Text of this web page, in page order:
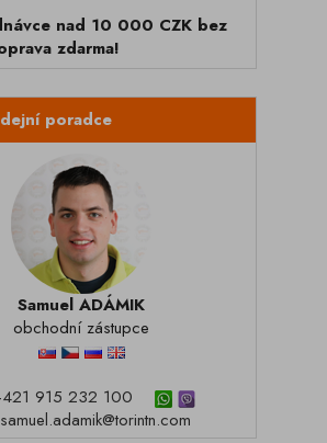
nad 10 000 CZK bez
zdarma!
poradce
Samuel ADÁMIK
obchodní zástupce
915 232 100
samuel.adamik@torintn.com